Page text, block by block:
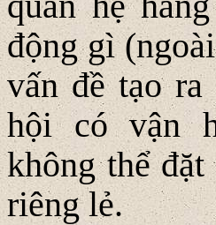
động gì
vấn đề tạo
hội có vận
không thể
riêng lẻ.